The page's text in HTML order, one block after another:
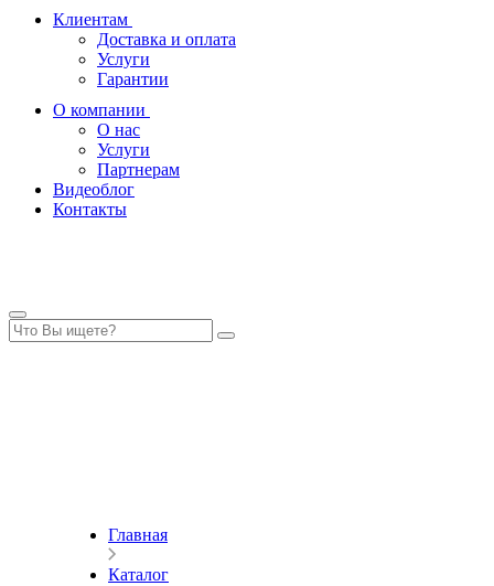
Клиентам
Доставка и оплата
Услуги
Гарантии
О компании
О нас
Услуги
Партнерам
Видеоблог
Контакты
Главная
Каталог